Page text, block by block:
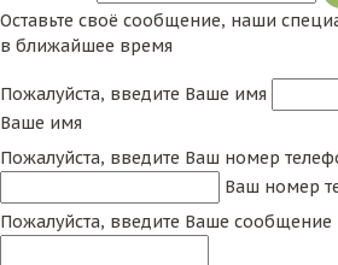
Оставьте своё сообщение, наши
в ближайшее время
Пожалуйста, введите Ваше имя
Ваше имя
Пожалуйста, введите Ваш номер
Ваш номер
Пожалуйста, введите Ваше сообщение